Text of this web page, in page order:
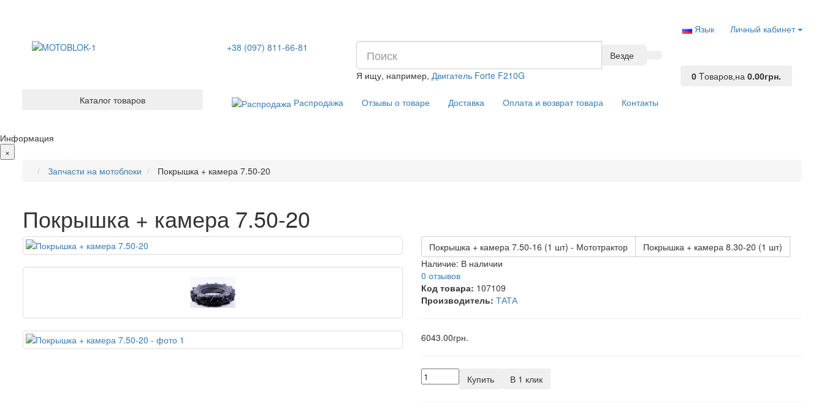
Личный кабинет
Язык
+38 (097) 811-66-81
Везде
Я ищу, например,Двигатель Forte F210G 0 Tоваров,на0.00грн.
Каталог товаров
Распродажа Отзывы о товаре Доставка Оплата и возврат товара Контакты
Информация
×
Запчасти на мотоблоки
Покрышка + камера 7.50-20
Покрышка + камера 7.50-20
Покрышка + камера 7.50-16 (1 шт) - Мототрактор
Покрышка + камера 8.30-20 (1 шт)
Наличие: В наличии
0 отзывов
Код товара: 107109
Производитель: ТАТА
6043.00грн.
Купить В 1 клик